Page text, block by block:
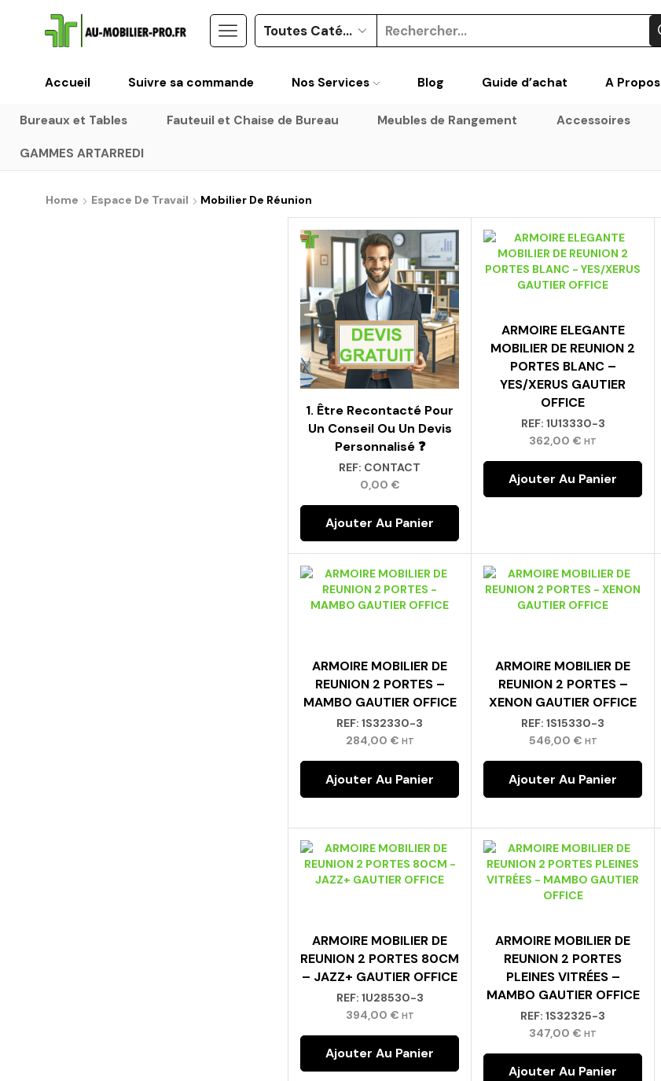
Accueil Suivre sa commande Nos Services Blog Guide d’achat A Propos
Bureaux et Tables Fauteuil et Chaise de Bureau Meubles de Rangement Accessoires
GAMMES ARTARREDI
Home Espace De Travail Mobilier De Réunion
1. Être Recontacté Pour
Un Conseil Ou Un Devis
Personnalisé ❓
REF: CONTACT
0,00 €
Ajouter Au Panier
ARMOIRE ELEGANTE
MOBILIER DE REUNION 2
PORTES BLANC –
YES/XERUS GAUTIER
OFFICE
REF: 1U13330-3
362,00 € HT
Ajouter Au Panier
ARMOIRE MOBILIER DE
REUNION 2 PORTES –
MAMBO GAUTIER OFFICE
REF: 1S32330-3
284,00 € HT
Ajouter Au Panier
ARMOIRE MOBILIER DE
REUNION 2 PORTES –
XENON GAUTIER OFFICE
REF: 1S15330-3
546,00 € HT
Ajouter Au Panier
ARMOIRE MOBILIER DE
REUNION 2 PORTES 80CM
– JAZZ+ GAUTIER OFFICE
REF: 1U28530-3
394,00 € HT
Ajouter Au Panier
ARMOIRE MOBILIER DE
REUNION 2 PORTES
PLEINES VITRÉES –
MAMBO GAUTIER OFFICE
REF: 1S32325-3
347,00 € HT
Ajouter Au Panier